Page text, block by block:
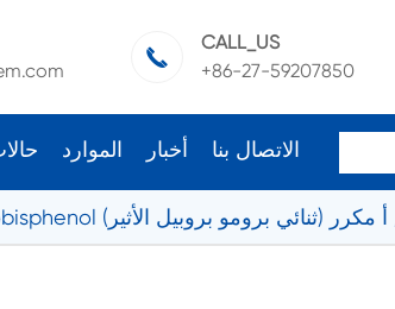

CALL_US
+86-27-59207850
الموارد أخبار الاتصال بنا